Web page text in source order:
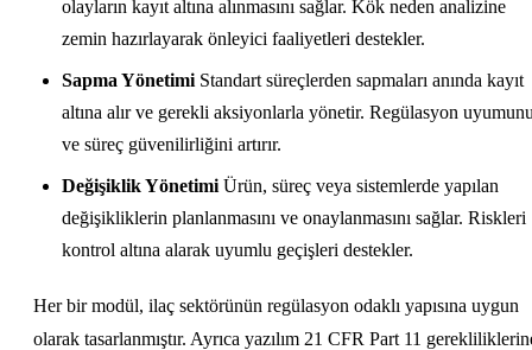
olayların kayıt altına alınmasını sağlar. Kök neden analizine
zemin hazırlayarak önleyici faaliyetleri destekler.
Sapma Yönetimi Standart süreçlerden sapmaları anında kayıt
altına alır ve gerekli aksiyonlarla yönetir. Regülasyon
ve süreç güvenilirliğini artırır.
Değişiklik Yönetimi Ürün, süreç veya sistemlerde yapılan
değişikliklerin planlanmasını ve onaylanmasını sağlar. Riskleri
kontrol altına alarak uyumlu geçişleri destekler.
Her bir modül, ilaç sektörünün regülasyon odaklı yapısına uygun
olarak tasarlanmıştır. Ayrıca yazılım 21 CFR Part 11